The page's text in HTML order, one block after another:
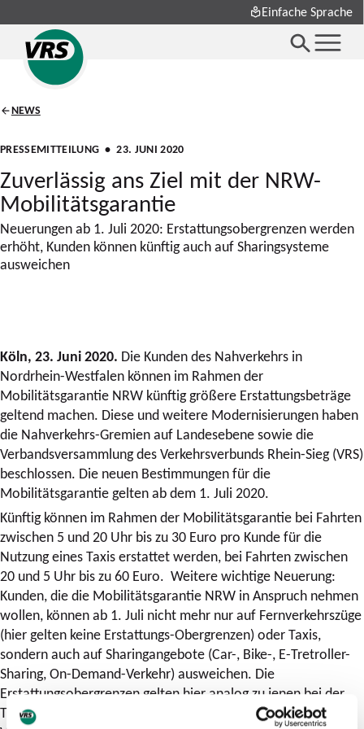
Einfache Sprache
NEWS
PRESSEMITTEILUNG • 23. JUNI 2020
Zuverlässig ans Ziel mit der NRW-
Mobilitätsgarantie
Neuerungen ab 1. Juli 2020: Erstattungsobergrenzen werden
erhöht, Kunden können künftig auch auf Sharingsysteme
ausweichen
Köln, 23. Juni 2020. Die Kunden des Nahverkehrs in
Nordrhein-Westfalen können im Rahmen der
Mobilitätsgarantie NRW künftig größere Erstattungsbeträge
geltend machen. Diese und weitere Modernisierungen haben
die Nahverkehrs-Gremien auf Landesebene sowie die
Verbandsversammlung des Verkehrsverbunds Rhein-Sieg (VRS)
beschlossen. Die neuen Bestimmungen für die
Mobilitätsgarantie gelten ab dem 1. Juli 2020.
Künftig können im Rahmen der Mobilitätsgarantie bei Fahrten
zwischen 5 und 20 Uhr bis zu 30 Euro pro Kunde für die
Nutzung eines Taxis erstattet werden, bei Fahrten zwischen
20 und 5 Uhr bis zu 60 Euro. Weitere wichtige Neuerung:
Kunden, die die Mobilitätsgarantie NRW in Anspruch nehmen
wollen, können ab 1. Juli nicht mehr nur auf Fernverkehrszüge
(hier gelten keine Erstattungs-Obergrenzen) oder Taxis,
sondern auch auf Sharingangebote (Car-, Bike-, E-Tretroller-
Sharing, On-Demand-Verkehr) ausweichen. Die
Erstattungsobergrenzen gelten hier analog zu jenen bei der
Taxi-Nutzung. Die Umstiegszeit auf ein alternatives